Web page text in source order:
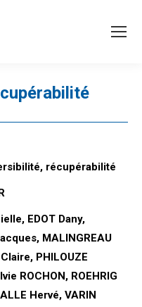
récupérabilité
EDOT Dany,
MALINGREAU
PHILOUZE
ROCHON, ROEHRIG
Hervé, VARIN